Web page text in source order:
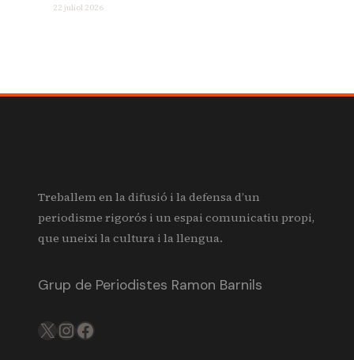
22 juliol 2026
Treballem en la difusió i la defensa d’un
periodisme rigorós i un espai comunicatiu propi,
que uneixi la cultura i la llengua.
Grup de Periodistes Ramon Barnils
X IGFB